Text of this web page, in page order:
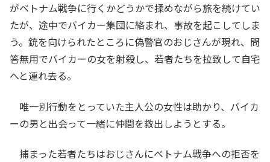
がベトナム戦争に行くかどうかで揉めながら旅を続けてい
たが、途中でバイカー集団に絡まれ、事故を起こしてしま
う。銃を向けられたところに偽警官のおじさんが現れ、問
答無用でバイカーの女を射殺し、若者たちを拉致して自宅
へと連れ去る。
唯一別行動をとっていた主人公の女性は助かり、バイカ
ーの男と出会って一緒に仲間を救出しようとする。
捕まった若者たちはおじさんにベトナム戦争への拒否を